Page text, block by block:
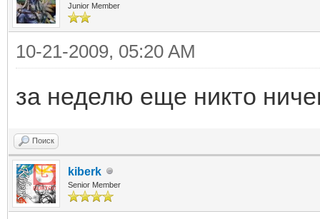
Junior Member
10-21-2009, 05:20 AM
за неделю еще никто
Поиск
kiberk
Senior Member